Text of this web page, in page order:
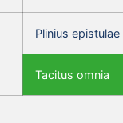
Plinius epistulae
Tacitus omnia